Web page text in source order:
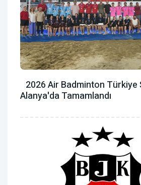
2026 Air Badminton Türkiye
Alanya'da Tamamlandı